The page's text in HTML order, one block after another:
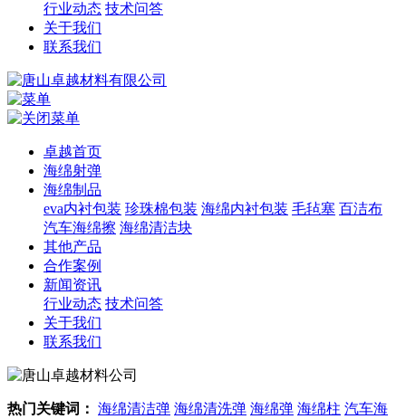
行业动态 技术问答
关于我们
联系我们
卓越首页
海绵射弹
海绵制品
eva内衬包装 珍珠棉包装 海绵内衬包装 毛毡塞 百洁布
汽车海绵擦 海绵清洁块
其他产品
合作案例
新闻资讯
行业动态 技术问答
关于我们
联系我们
热门关键词： 海绵清洁弹 海绵清洗弹 海绵弹 海绵柱 汽车海